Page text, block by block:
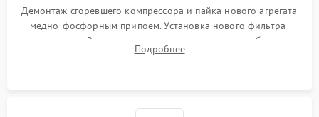
Демонтаж сгоревшего компрессора и пайка нового агрегата
медно-фосфорным припоем. Установка нового фильтра-
осушителя. Замена изношенных вентиляторов обдува,
сломанных заслонок или поврежденных дверных петель.
Подробнее